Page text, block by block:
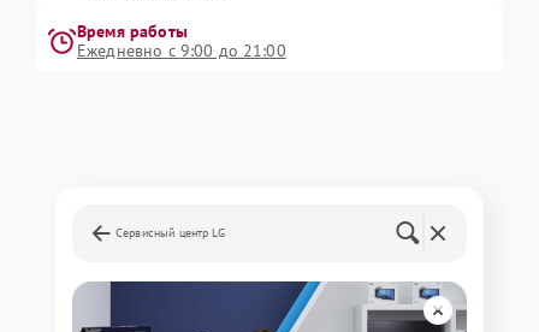
Время работы
Ежедневно с 9:00 до 21:00
Сервисный центр LG